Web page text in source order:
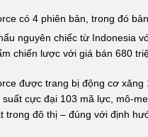
có 4 phiên bản, trong đó
nguyên chiếc từ Indonesia
chiến lược với giá bán 680
được trang bị động cơ
suất cực đại 103 mã lực, mô-
trong đô thị – đúng với định